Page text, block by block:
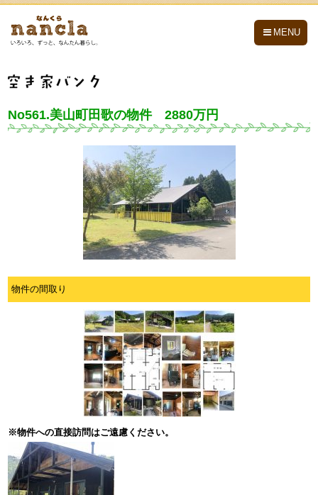
MENU
No561.美山町田歌の物件 2880万円
物件の間取り
※物件への直接訪問はご遠慮ください。